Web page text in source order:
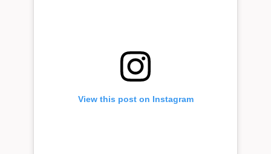
View this post on Instagram